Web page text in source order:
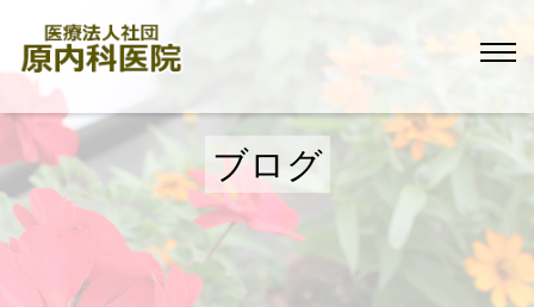
ブログ